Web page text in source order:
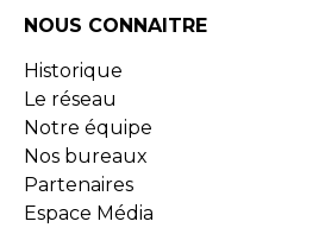
NOUS CONNAITRE
Historique
Le réseau
Notre équipe
Nos bureaux
Partenaires
Espace Média